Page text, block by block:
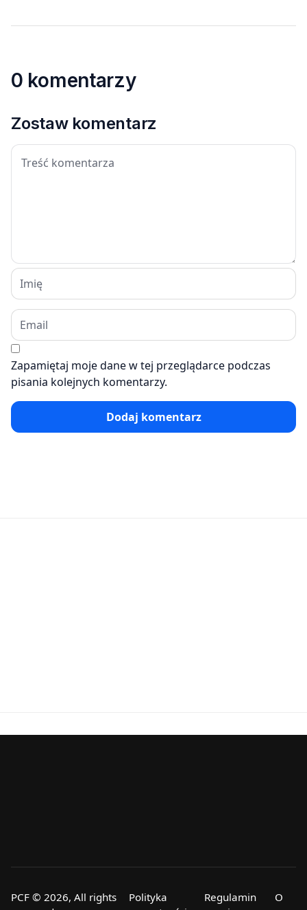
0 komentarzy
Zostaw komentarz
Zapamiętaj moje dane w tej przeglądarce podczas
pisania kolejnych komentarzy.
Dodaj komentarz
PCF © 2026, All rights
Polityka
Regulamin
O